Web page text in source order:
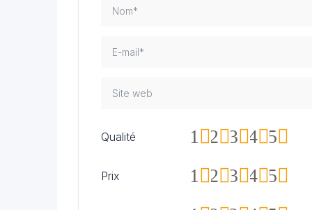
Qualité 5
4
3
2
1
Prix 5
4
3
2
1